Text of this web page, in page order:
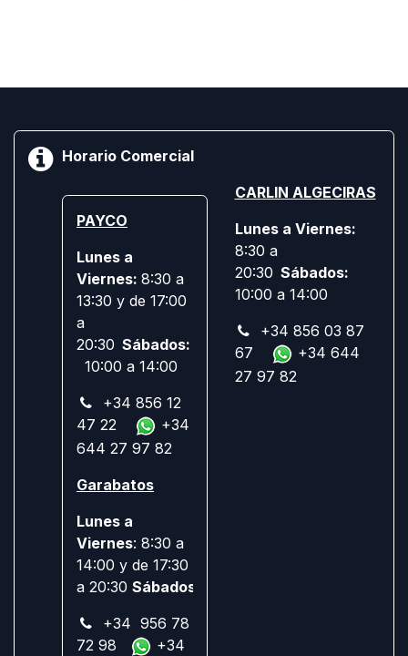
Horario Comercial
PAYCO
Lunes a
Viernes: 8:30 a
13:30 y de 17:00
a
20:30 Sábados:
10:00 a 14:00
+34 856 12
47 22
+34
644 27 97 82
Garabatos
Lunes a
Viernes: 8:30 a
14:00 y de 17:30
a 20:30 Sábados:
+34 956 78
72 98
+34
CARLIN ALGECIRAS
Lunes a Viernes:
8:30 a
20:30 Sábados:
10:00 a 14:00
+34 856 03 87
67
+34 644
27 97 82